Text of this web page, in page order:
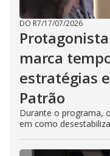
DO R7/17/07/2026
marca
estratégias
Patrão
Durante o programa,
em como